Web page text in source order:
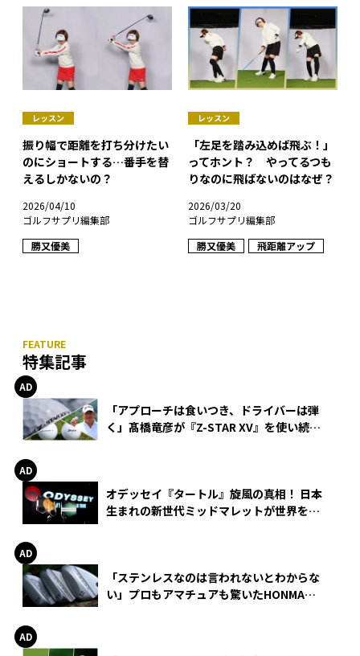
レッスン
振り幅で距離を打ち分けたい
のにショートする…番手を替
えるしかないの？
2026/04/10
ゴルフサプリ編集部
勝又優美
レッスン
「左足を踏み込めば飛ぶ！」
ってホント？ やってるつも
りなのに飛ばないのはなぜ？
2026/03/20
ゴルフサプリ編集部
勝又優美
飛距離アップ
特集記事
「アプローチは食いつき、ドライバーは弾
く」髙橋竜彦が『Z-STAR XV』を使い続け
オデッセイ『タートル』旋風の真相！ 日本
生まれの新世代ミッドマレットが世界を席
「ステンレスなのは言われないとわからな
い」プロもアマチュアも驚いたHONMA